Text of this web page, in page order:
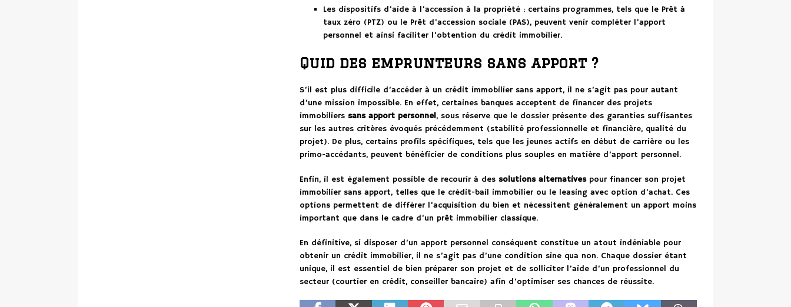
Les dispositifs d’aide à l’accession à la propriété : certains programmes, tels que le Prêt à
taux zéro (PTZ) ou le Prêt d’accession sociale (PAS), peuvent venir compléter l’apport
personnel et ainsi faciliter l’obtention du crédit immobilier.
Quid des emprunteurs sans apport ?
S’il est plus difficile d’accéder à un crédit immobilier sans apport, il ne s’agit pas pour autant
d’une mission impossible. En effet, certaines banques acceptent de financer des projets
immobiliers sans apport personnel, sous réserve que le dossier présente des garanties suffisantes
sur les autres critères évoqués précédemment (stabilité professionnelle et financière, qualité du
projet). De plus, certains profils spécifiques, tels que les jeunes actifs en début de carrière ou les
primo-accédants, peuvent bénéficier de conditions plus souples en matière d’apport personnel.
Enfin, il est également possible de recourir à des solutions alternativespour financer son projet
immobilier sans apport, telles que le crédit-bail immobilier ou le leasing avec option d’achat. Ces
options permettent de différer l’acquisition du bien et nécessitent généralement un apport moins
important que dans le cadre d’un prêt immobilier classique.
En définitive, si disposer d’un apport personnel conséquent constitue un atout indéniable pour
obtenir un crédit immobilier, il ne s’agit pas d’une condition sine qua non. Chaque dossier étant
unique, il est essentiel de bien préparer son projet et de solliciter l’aide d’un professionnel du
secteur (courtier en crédit, conseiller bancaire) afin d’optimiser ses chances de réussite.